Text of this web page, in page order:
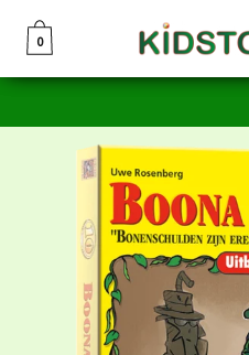
0
0